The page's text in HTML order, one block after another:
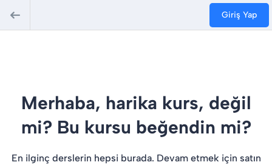
Giriş Yap
Merhaba, harika kurs, değil
mi? Bu kursu beğendin mi?
En ilginç derslerin hepsi burada. Devam etmek için satın